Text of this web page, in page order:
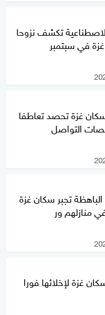
تكشف نزوحا
في سبتمبر
غزة تحصد تعاطفا
التواصل
الباهظة تجبر سكان غزة
منازلهم ور
غزة لإخلائها فورا